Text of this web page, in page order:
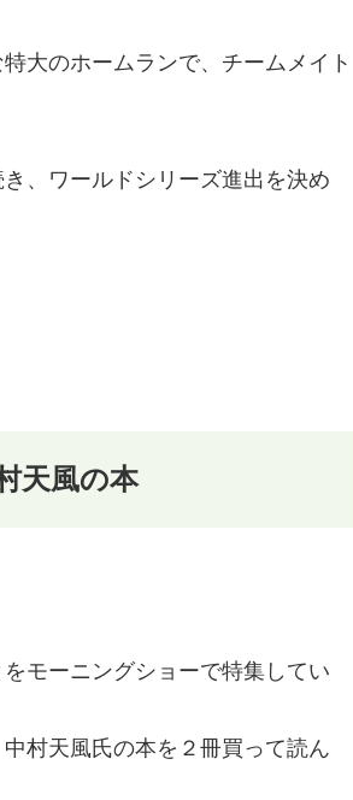
大のホームランで、チームメイト
、ワールドシリーズ進出を決め
天風の本
モーニングショーで特集してい
村天風氏の本を２冊買って読ん